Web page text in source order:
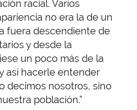
racial. Varios
no era la de un
fuera descendiente de
y desde la
un poco más de la
así hacerle entender
decimos nosotros, sino
población.”